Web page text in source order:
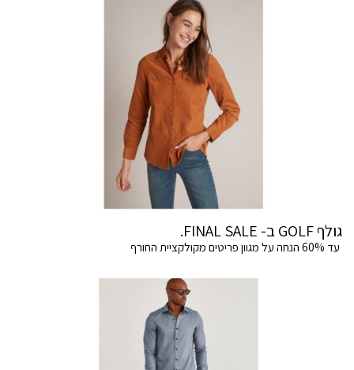
גולף GOLF ב- FINAL SALE.
עד 60% הנחה על מגוון פריטים מקולקציית החורף